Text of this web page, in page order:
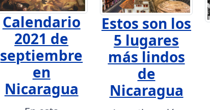
Calendario
2021 de
septiembre
en
Nicaragua
Estos son los
5 lugares
más lindos
de
Nicaragua